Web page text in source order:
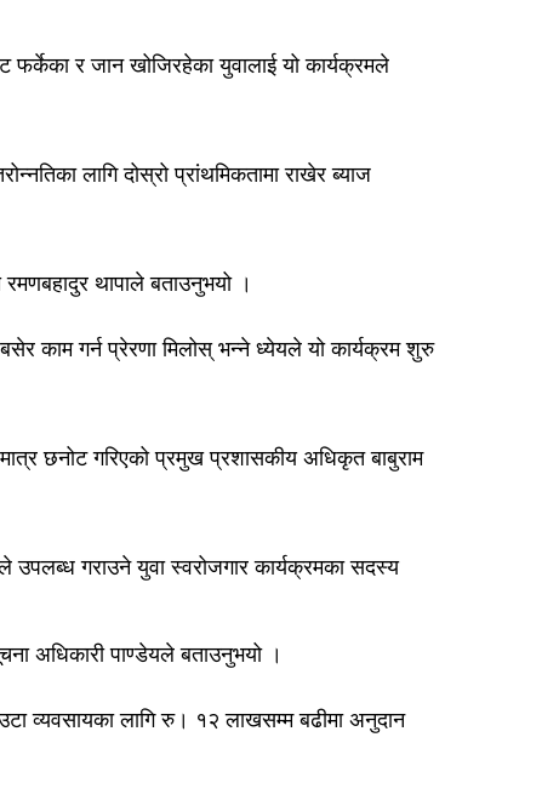
फर्केका र जान खोजिरहेका युवालाई यो कार्यक्रमले
लागि दोस्रो प्रांथमिकतामा राखेर ब्याज
थापाले बताउनुभयो ।
काम गर्न प्रेरणा मिलोस् भन्ने ध्येयले यो कार्यक्रम शुरु
छनोट गरिएको प्रमुख प्रशासकीय अधिकृत बाबुराम
उपलब्ध गराउने युवा स्वरोजगार कार्यक्रमका सदस्य
अधिकारी पाण्डेयले बताउनुभयो ।
व्यवसायका लागि रु। १२ लाखसम्म बढीमा अनुदान